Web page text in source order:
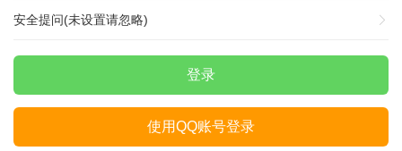
安全提问(未设置请忽略)
登录
使用QQ账号登录